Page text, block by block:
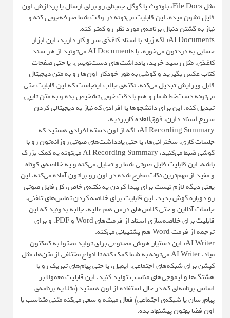
مثل File Docs، بلوتوث یا گوگل جمینای رو برای ارسال یا پردازش اون
فایل نشون میده. این قابلیت می‌تونه در وقت شما صرفه‌جویی کنه و
نیاز به گشتن دنبال برنامه‌ی مورد نظر رو کمتر کنه.
AI Documents: اگه زیاد با اسناد کاغذی سر و کار دارید، این ابزار
حسابی به دردتون می‌خوره. با AI Documents می‌تونید از هر سند
کاغذی، مثل رسید خرید، یادداشت‌های دست‌نویس، یا حتی صفحات
کتاب عکس بگیرید و گوشی به طور خودکار اون‌ها رو به متن دیجیتال
قابل ویرایش تبدیل می‌کنه. نکته‌ی جالب اینجاست که این قابلیت حتی
می‌تونه دست‌خط شما رو هم با دقت خوبی تشخیص بده و به متن تایپی
تبدیل کنه. این برای دانشجوها یا افرادی که نیاز به دیجیتالی کردن
سریع اسناد دارن، فوق‌العاده کاربردیه.
AI Recording Summary: اگه از اون دسته افرادی هستید که
جلسات کاری، سخنرانی‌ها، یا حتی یادداشت‌های صوتی روزانه‌تون رو با
گوشی ضبط می‌کنید، AI Recording Summary می‌تونه یه کمک بزرگ
باشه. این قابلیت فایل صوتی شما رو تحلیل می‌کنه و یه خلاصه‌ی کوتاه
و مفید از مهم‌ترین نکات مطرح شده در اون رو براتون آماده می‌کنه. این
یعنی دیگه لازم نیست برای پیدا کردن یه نکته‌ی خاص، کل فایل صوتی
رو دوباره گوش بدید. این قابلیت برای خلاصه کردن تماس‌های تلفنی،
جلسات آنلاین و حتی کلاس‌های درس هم عالیه. جالبه بدونید که این
قابلیت برای خلاصه‌سازی اسناد از فرمت‌های Word و PDF، و برای
ترجمه از فرمت Word هم پشتیبانی می‌کنه.
AI Writer: این دستیار هوش مصنوعی برای تولید محتوا به کمکتون
میاد. AI Writer می‌تونه به شما کمک کنه تا انواع مختلفی از متن‌ها، مثل
کپشن برای شبکه‌های اجتماعی، ایمیل، یا حتی پیام‌های تبریک رو با
هشتگ‌ها و ایموجی‌های مناسب تولید کنید. این قابلیت معمولا بر
اساس برنامه‌ای که در حال استفاده از اون هستید (مثلا یه برنامه‌ی
پیام‌رسان یا شبکه‌ی اجتماعی) فعال میشه و سعی می‌کنه متنی متناسب با
اون فضا بهتون پیشنهاد بده.